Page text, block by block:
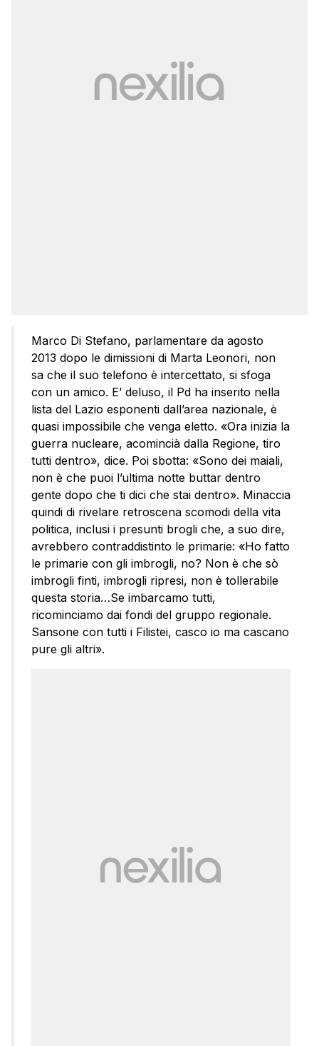
Marco Di Stefano, parlamentare da agosto
2013 dopo le dimissioni di Marta Leonori, non
sa che il suo telefono è intercettato, si sfoga
con un amico. E’ deluso, il Pd ha inserito nella
lista del Lazio esponenti dall’area nazionale, è
quasi impossibile che venga eletto. «Ora inizia la
guerra nucleare, acomincià dalla Regione, tiro
tutti dentro», dice. Poi sbotta: «Sono dei maiali,
non è che puoi l’ultima notte buttar dentro
gente dopo che ti dici che stai dentro». Minaccia
quindi di rivelare retroscena scomodi della vita
politica, inclusi i presunti brogli che, a suo dire,
avrebbero contraddistinto le primarie: «Ho fatto
le primarie con gli imbrogli, no? Non è che sò
imbrogli finti, imbrogli ripresi, non è tollerabile
questa storia…Se imbarcamo tutti,
ricominciamo dai fondi del gruppo regionale.
Sansone con tutti i Filistei, casco io ma cascano
pure gli altri».